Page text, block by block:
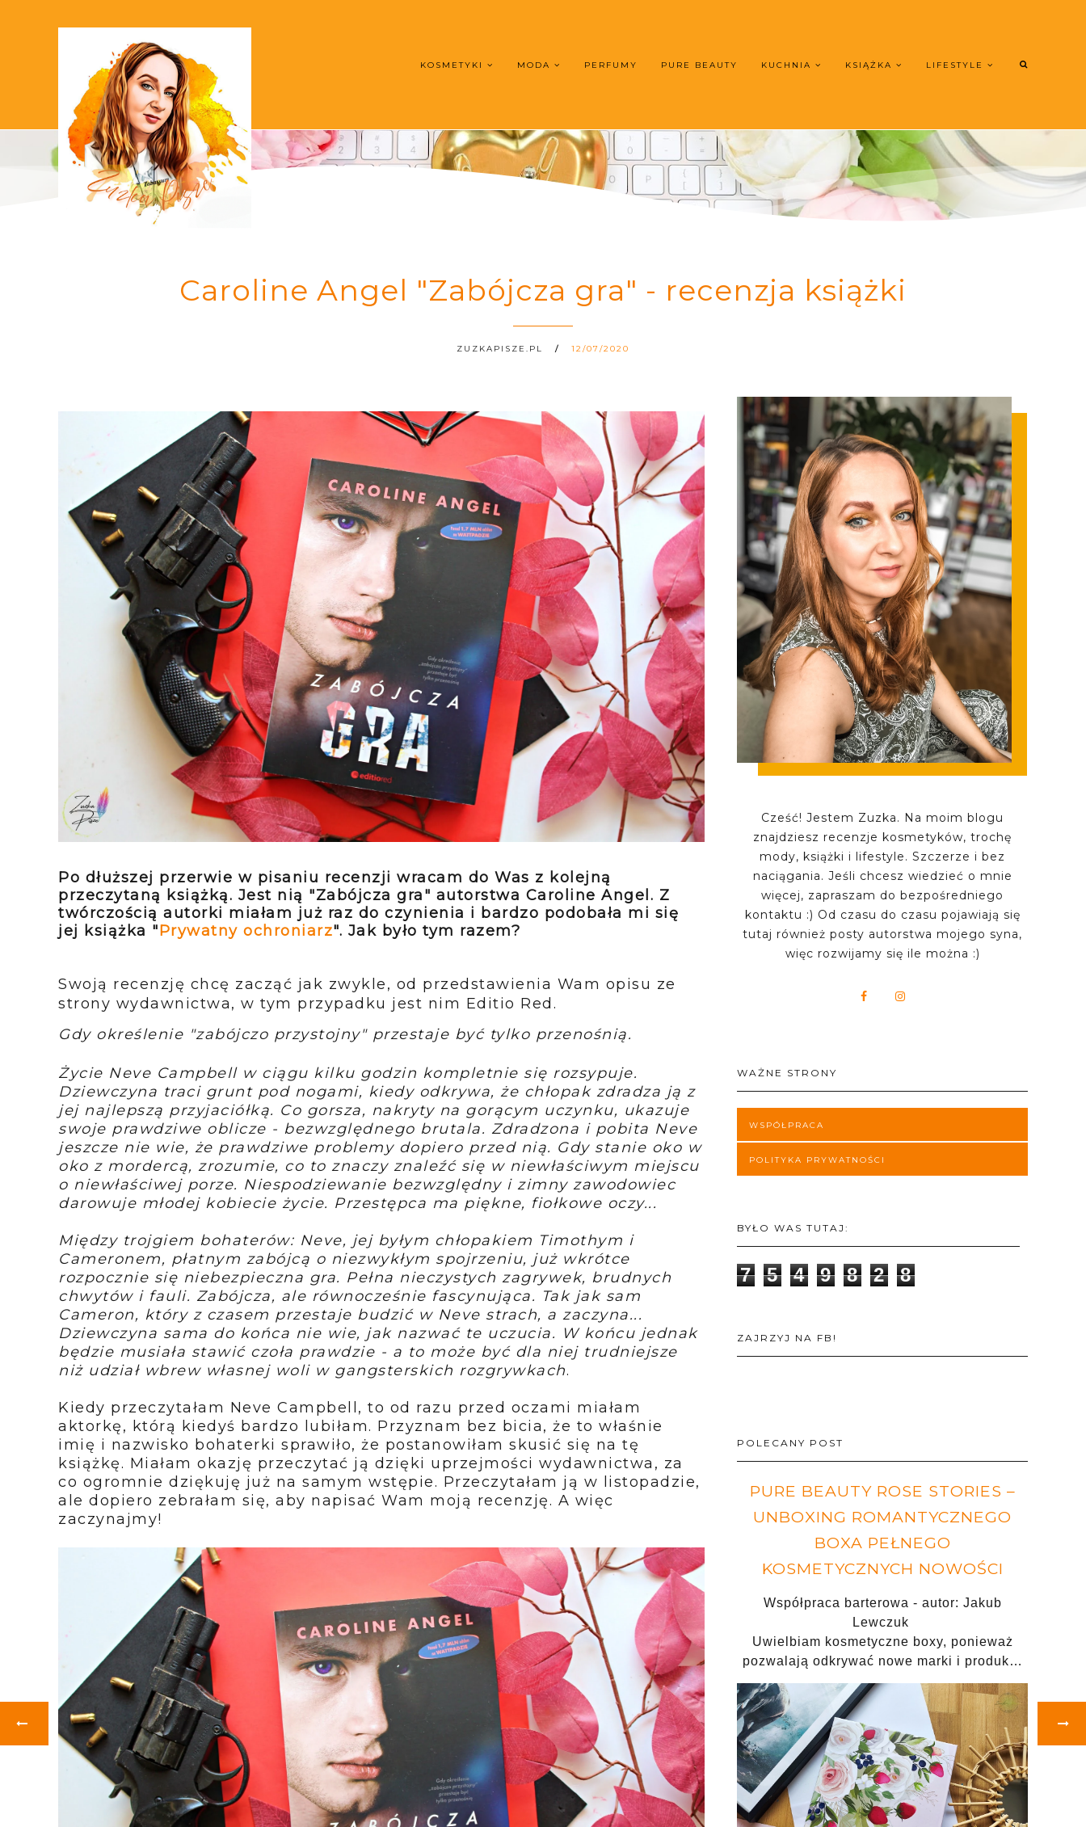
KOSMETYKI MODA PERFUMY PURE BEAUTY KUCHNIA KSIĄŻKA LIFESTYLE
Caroline Angel "Zabójcza gra" - recenzja książki
ZUZKAPISZE.PL 12/07/2020
Po dłuższej przerwie w pisaniu recenzji wracam do Was z kolejną
przeczytaną książką. Jest nią "Zabójcza gra" autorstwa Caroline Angel. Z
twórczością autorki miałam już raz do czynienia i bardzo podobała mi się
jej książka "Prywatny ochroniarz". Jak było tym razem?
Swoją recenzję chcę zacząć jak zwykle, od przedstawienia Wam opisu ze
strony wydawnictwa, w tym przypadku jest nim Editio Red.
Gdy określenie "zabójczo przystojny" przestaje być tylko przenośnią.
Życie Neve Campbell w ciągu kilku godzin kompletnie się rozsypuje.
Dziewczyna traci grunt pod nogami, kiedy odkrywa, że chłopak zdradza ją z
jej najlepszą przyjaciółką. Co gorsza, nakryty na gorącym uczynku, ukazuje
swoje prawdziwe oblicze - bezwzględnego brutala. Zdradzona i pobita Neve
jeszcze nie wie, że prawdziwe problemy dopiero przed nią. Gdy stanie oko w
oko z mordercą, zrozumie, co to znaczy znaleźć się w niewłaściwym miejscu
o niewłaściwej porze. Niespodziewanie bezwzględny i zimny zawodowiec
darowuje młodej kobiecie życie. Przestępca ma piękne, fiołkowe oczy...
Między trojgiem bohaterów: Neve, jej byłym chłopakiem Timothym i
Cameronem, płatnym zabójcą o niezwykłym spojrzeniu, już wkrótce
rozpocznie się niebezpieczna gra. Pełna nieczystych zagrywek, brudnych
chwytów i fauli. Zabójcza, ale równocześnie fascynująca. Tak jak sam
Cameron, który z czasem przestaje budzić w Neve strach, a zaczyna...
Dziewczyna sama do końca nie wie, jak nazwać te uczucia. W końcu jednak
będzie musiała stawić czoła prawdzie - a to może być dla niej trudniejsze
niż udział wbrew własnej woli w gangsterskich rozgrywkach.
Kiedy przeczytałam Neve Campbell, to od razu przed oczami miałam
aktorkę, którą kiedyś bardzo lubiłam. Przyznam bez bicia, że to właśnie
imię i nazwisko bohaterki sprawiło, że postanowiłam skusić się na tę
książkę. Miałam okazję przeczytać ją dzięki uprzejmości wydawnictwa, za
co ogromnie dziękuję już na samym wstępie. Przeczytałam ją w listopadzie,
ale dopiero zebrałam się, aby napisać Wam moją recenzję. A więc
zaczynajmy!
Cześć! Jestem Zuzka. Na moim blogu
znajdziesz recenzje kosmetyków, trochę
mody, książki i lifestyle. Szczerze i bez
naciągania. Jeśli chcesz wiedzieć o mnie
więcej, zapraszam do bezpośredniego
kontaktu :) Od czasu do czasu pojawiają się
tutaj również posty autorstwa mojego syna,
więc rozwijamy się ile można :)
WAŻNE STRONY
WSPÓŁPRACA
POLITYKA PRYWATNOŚCI
BYŁO WAS TUTAJ:
7 5 4 9 8 2 8
ZAJRZYJ NA FB!
POLECANY POST
PURE BEAUTY ROSE STORIES –
UNBOXING ROMANTYCZNEGO
BOXA PEŁNEGO
KOSMETYCZNYCH NOWOŚCI
Współpraca barterowa - autor: Jakub
Lewczuk
Uwielbiam kosmetyczne boxy, ponieważ
pozwalają odkrywać nowe marki i produk…